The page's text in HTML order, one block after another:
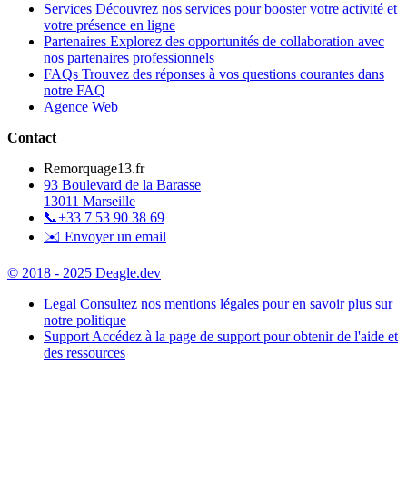
Services Découvrez nos services pour booster votre activité et
votre présence en ligne
Partenaires Explorez des opportunités de collaboration avec
nos partenaires professionnels
FAQs Trouvez des réponses à vos questions courantes dans
notre FAQ
Agence Web
Contact
Remorquage13.fr
93 Boulevard de la Barasse
13011 Marseille
📞+33 7 53 90 38 69
✉️ Envoyer un email
© 2018 - 2025 Deagle.dev
Legal Consultez nos mentions légales pour en savoir plus sur
notre politique
Support Accédez à la page de support pour obtenir de l'aide et
des ressources